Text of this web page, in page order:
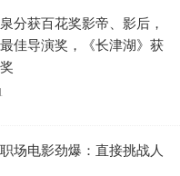
分获百花奖影帝、影后，
佳导演奖，《长津湖》获
场电影劲爆：直接挑战人